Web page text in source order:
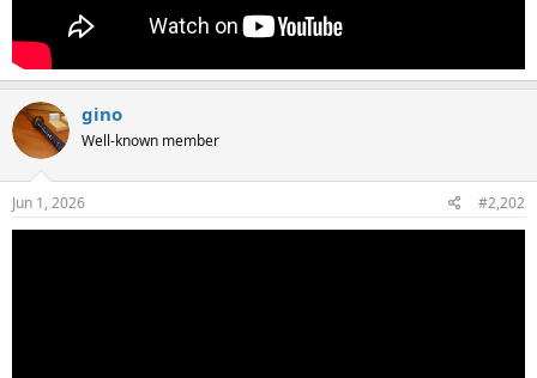
gino
Well-known member
Jun 1, 2026 #2,202